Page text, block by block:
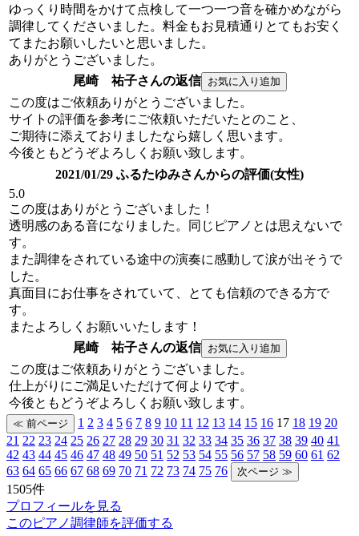
ゆっくり時間をかけて点検して一つ一つ音を確かめながら
調律してくださいました。料金もお見積通りとてもお安く
てまたお願いしたいと思いました。
ありがとうございました。
尾崎 祐子さんの返信
この度はご依頼ありがとうございました。
サイトの評価を参考にご依頼いただいたとのこと、
ご期待に添えておりましたなら嬉しく思います。
今後ともどうぞよろしくお願い致します。
2021/01/29 ふるたゆみさんからの評価(女性)
5.0
この度はありがとうございました！
透明感のある音になりました。同じピアノとは思えないで
す。
また調律をされている途中の演奏に感動して涙が出そうで
した。
真面目にお仕事をされていて、とても信頼のできる方で
す。
またよろしくお願いいたします！
尾崎 祐子さんの返信
この度はご依頼ありがとうございました。
仕上がりにご満足いただけて何よりです。
今後ともどうぞよろしくお願い致します。
1 2 3 4 5 6 7 8 9 10 11 12 13 14 15 16 17 18 19 20
21 22 23 24 25 26 27 28 29 30 31 32 33 34 35 36 37 38 39 40 41
42 43 44 45 46 47 48 49 50 51 52 53 54 55 56 57 58 59 60 61 62
63 64 65 66 67 68 69 70 71 72 73 74 75 76
1505件
プロフィールを見る
このピアノ調律師を評価する